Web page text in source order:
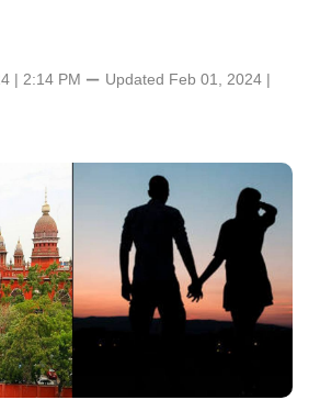
| 2:14 PM ⚊ Updated Feb 01, 2024 |